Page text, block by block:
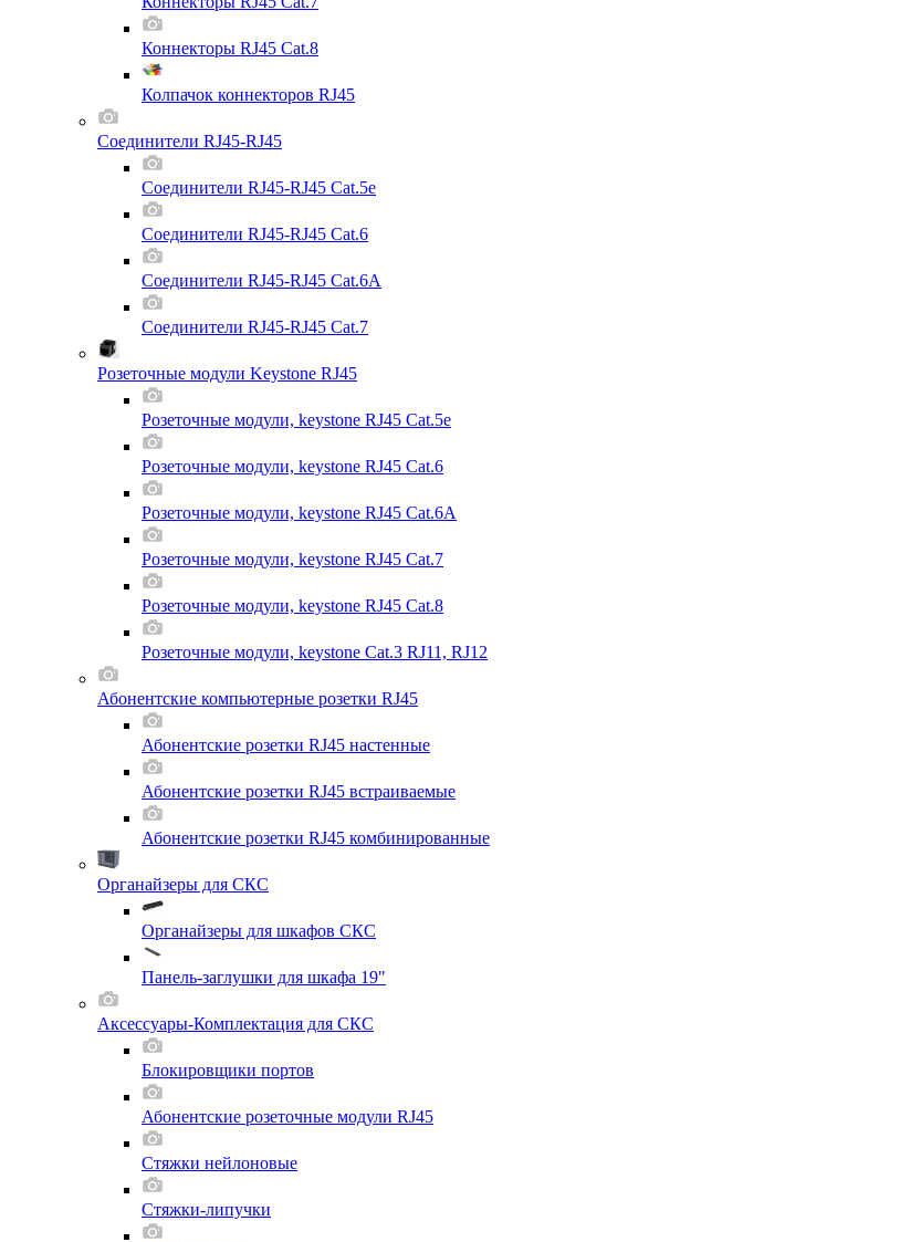
Коннекторы RJ45 Cat.8
Колпачок коннекторов RJ45
Соединители RJ45-RJ45
Соединители RJ45-RJ45 Cat.5e
Соединители RJ45-RJ45 Cat.6
Соединители RJ45-RJ45 Cat.6A
Соединители RJ45-RJ45 Cat.7
Розеточные модули Keystone RJ45
Розеточные модули, keystone RJ45 Cat.5e
Розеточные модули, keystone RJ45 Cat.6
Розеточные модули, keystone RJ45 Cat.6A
Розеточные модули, keystone RJ45 Cat.7
Розеточные модули, keystone RJ45 Cat.8
Розеточные модули, keystone Cat.3 RJ11, RJ12
Абонентские компьютерные розетки RJ45
Абонентские розетки RJ45 настенные
Абонентские розетки RJ45 встраиваемые
Абонентские розетки RJ45 комбинированные
Органайзеры для СКС
Органайзеры для шкафов СКС
Панель-заглушки для шкафа 19"
Аксессуары-Комплектация для СКС
Блокировщики портов
Абонентские розеточные модули RJ45
Стяжки нейлоновые
Стяжки-липучки